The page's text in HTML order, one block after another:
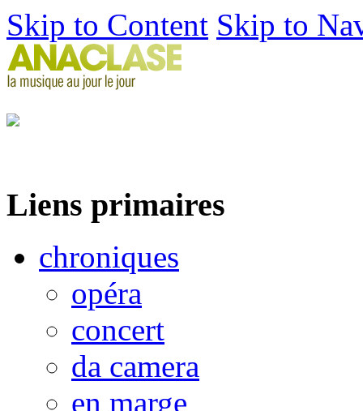
Skip to Content Skip to
Liens primaires
chroniques
opéra
concert
da camera
en marge